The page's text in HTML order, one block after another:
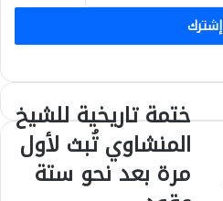
إشترك
ختمة
تاريخية
للشيخ
المنشاوي
تُبث
ختمة تاريخية للشيخ
المنشاوي تُبث لأول
مرة بعد نحو ستة